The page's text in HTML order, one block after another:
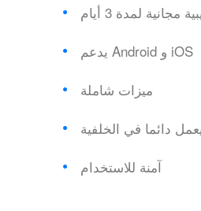
لمدة 3 أيام
يدعم Android و iOS
ميزات شاملة
دائما في الخلفية
آمنة للاستخدام